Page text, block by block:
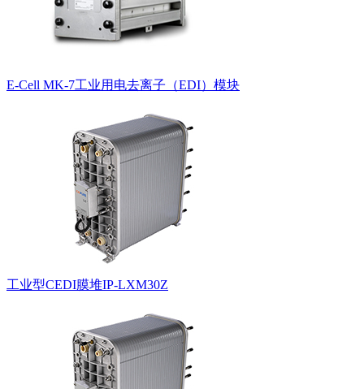
E-Cell MK-7工业用电去离子（EDI）模块
工业型CEDI膜堆IP-LXM30Z